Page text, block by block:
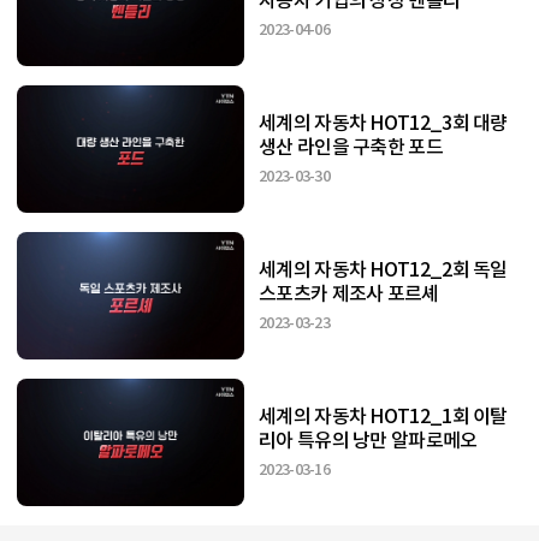
2023-04-06
세계의 자동차 HOT12_3회 대량
생산 라인을 구축한 포드
2023-03-30
세계의 자동차 HOT12_2회 독일
스포츠카 제조사 포르셰
2023-03-23
세계의 자동차 HOT12_1회 이탈
리아 특유의 낭만 알파로메오
2023-03-16